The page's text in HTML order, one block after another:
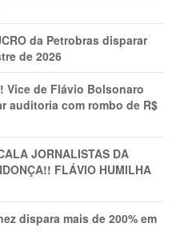
da Petrobras disparar
de 2026
Vice de Flávio Bolsonaro
auditoria com rombo de R$
JORNALISTAS DA
FLÁVIO HUMILHA
dispara mais de 200% em